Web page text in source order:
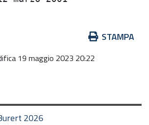
STAMPA
19 maggio 2023 20:22
2026